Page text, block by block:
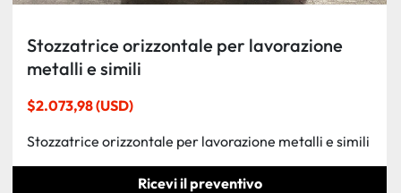
Stozzatrice orizzontale per lavorazione
metalli e simili
$2.073,98 (USD)
Stozzatrice orizzontale per lavorazione metalli e simili
Ricevi il preventivo